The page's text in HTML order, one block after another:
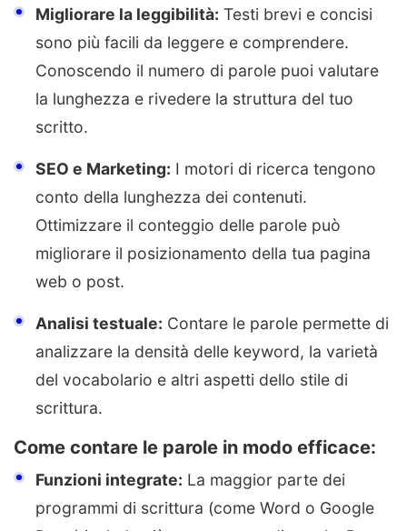
Migliorare la leggibilità: Testi brevi e concisi
sono più facili da leggere e comprendere.
Conoscendo il numero di parole puoi valutare
la lunghezza e rivedere la struttura del tuo
scritto.
SEO e Marketing: I motori di ricerca tengono
conto della lunghezza dei contenuti.
Ottimizzare il conteggio delle parole può
migliorare il posizionamento della tua pagina
web o post.
Analisi testuale: Contare le parole permette di
analizzare la densità delle keyword, la varietà
del vocabolario e altri aspetti dello stile di
scrittura.
Come contare le parole in modo efficace:
Funzioni integrate: La maggior parte dei
programmi di scrittura (come Word o Google